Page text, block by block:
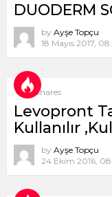
DUODERM
by Ayşe Topçu
18 Mayıs 2017,
9 Shares
Levopront
Kullanılır
by Ayşe Topçu
24 Ekim 2016,